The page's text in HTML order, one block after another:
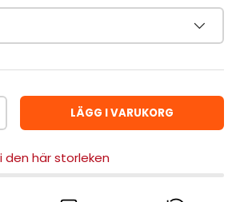
ANTAL LÄGG I VARUKORG
den här storleken